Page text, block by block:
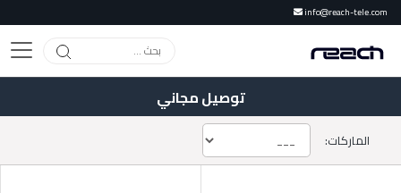
info@reach-tele.com
توصيل مجاني
الماركات: